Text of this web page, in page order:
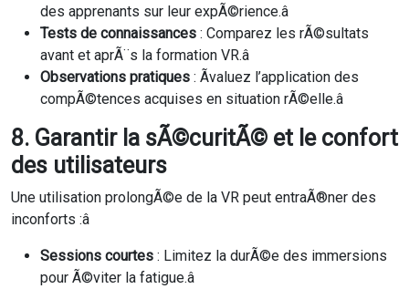
des apprenants sur leur expÃ©rience.â
Tests de connaissances : Comparez les rÃ©sultats
avant et aprÃ¨s la formation VR.â
Observations pratiques : Ãvaluez l’application des
compÃ©tences acquises en situation rÃ©elle.â
8. Garantir la sÃ©curitÃ© et le confort
des utilisateurs
Une utilisation prolongÃ©e de la VR peut entraÃ®ner des
inconforts :â
Sessions courtes : Limitez la durÃ©e des immersions
pour Ã©viter la fatigue.â